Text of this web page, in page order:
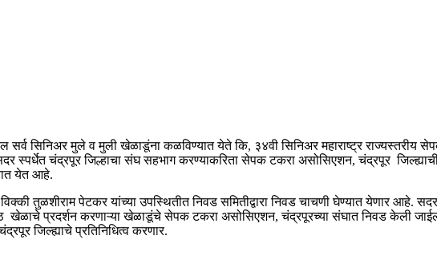
सर्व सिनिअर मुले व मुली खेळाडूंना कळविण्यात येते कि, ३४वी सिनिअर महाराष्ट्र
चंद्रपूर जिल्हाचा संघ सहभाग करण्याकरिता सेपक टकरा असोसिएशन, चंद्रपूर
येत आहे.
तुळशीराम पेटकर यांच्या उपस्थितीत निवड समितीद्वारा निवड चाचणी घेण्यात येणार आहे.
खेळाचे प्रदर्शन करणाऱ्या खेळाडूंचे सेपक टकरा असोसिएशन, चंद्रपूरच्या संघात निवड केली
जिल्ह्याचे प्रतिनिधित्व करणार.